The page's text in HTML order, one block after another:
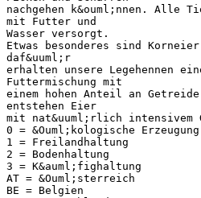
nachgehen k&ouml;nnen. Alle
mit Futter und
Wasser versorgt.
Etwas besonderes sind
daf&uuml;r
erhalten unsere Legehennen
Futtermischung mit
einem hohen Anteil an
entstehen Eier
mit nat&uuml;rlich intensivem
0 = &Ouml;kologische Erzeugung
1 = Freilandhaltung
2 = Bodenhaltung
3 = K&auml;fighaltung
AT = &Ouml;sterreich
BE = Belgien